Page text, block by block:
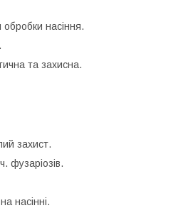
насіння.
та захисна.
захист.
фузаріозів.
насінні.